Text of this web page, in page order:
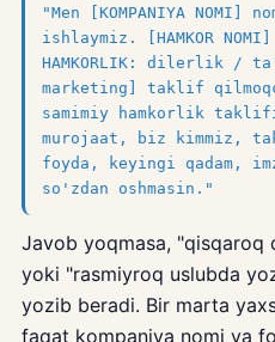
"Men [KOMPANIYA NOMI]
ishlaymiz. [HAMKOR
HAMKORLIK: dilerlik /
marketing] taklif
samimiy hamkorlik
murojaat, biz kimmiz,
foyda, keyingi qadam,
so'zdan oshmasin."
Javob yoqmasa, "qisqaroq
yoki "rasmiyroq uslubda
yozib beradi. Bir marta
faqat kompaniya nomi va